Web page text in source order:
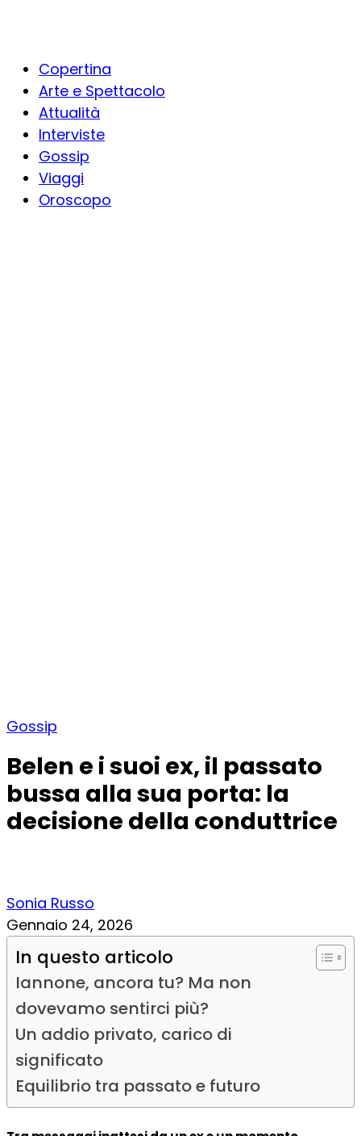
Copertina
Arte e Spettacolo
Attualità
Interviste
Gossip
Viaggi
Oroscopo
Gossip
Belen e i suoi ex, il passato
bussa alla sua porta: la
decisione della conduttrice
Sonia Russo
Gennaio 24, 2026
In questo articolo
Iannone, ancora tu? Ma non
dovevamo sentirci più?
Un addio privato, carico di
significato
Equilibrio tra passato e futuro